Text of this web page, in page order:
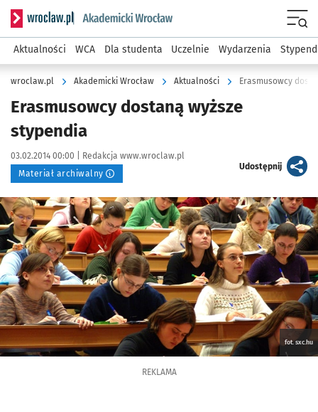
Serwis informacyjny wroclaw.pl podserwis: Akademicki
Aktualności WCA Dla studenta Uczelnie Wydarzenia
wroclaw.pl Akademicki Wrocław Aktualności Erasmusowcy
Erasmusowcy dostaną wyższe
stypendia
Data publikacji:
03.02.2014 00:00 | Autor:
Redakcja www.wroclaw.pl
Materiał archiwalny
Udostępnijartykuł
Kliknij, aby powiększyć
fot. sxc.hu
REKLAMA